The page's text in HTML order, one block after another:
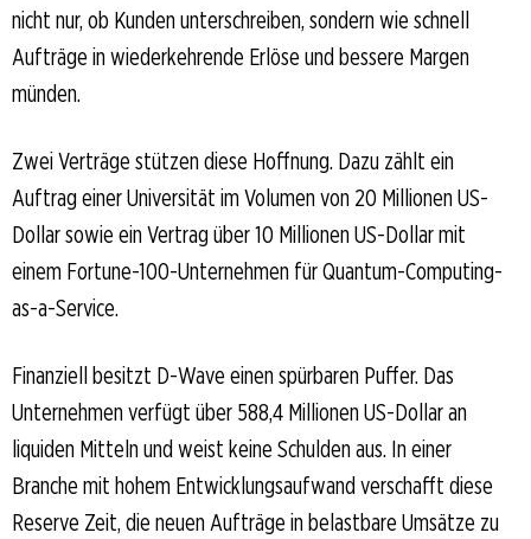
nicht nur, ob Kunden unterschreiben, sondern wie schnell
Aufträge in wiederkehrende Erlöse und bessere Margen
münden.
Zwei Verträge stützen diese Hoffnung. Dazu zählt ein
Auftrag einer Universität im Volumen von 20 Millionen US-
Dollar sowie ein Vertrag über 10 Millionen US-Dollar mit
einem Fortune-100-Unternehmen für Quantum-Computing-
as-a-Service.
Finanziell besitzt D-Wave einen spürbaren Puffer. Das
Unternehmen verfügt über 588,4 Millionen US-Dollar an
liquiden Mitteln und weist keine Schulden aus. In einer
Branche mit hohem Entwicklungsaufwand verschafft diese
Reserve Zeit, die neuen Aufträge in belastbare Umsätze zu